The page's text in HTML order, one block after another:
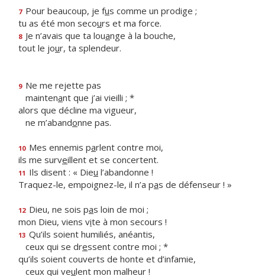
7 Pour beaucoup, je fus comme un prodige ;
tu as été mon secours et ma force.
8 Je n’avais que ta louange à la bouche,
tout le jour, ta splendeur.
9 Ne me rejette pas
maintenant que j’ai vieilli ; *
alors que décline ma vigueur,
ne m’abandonne pas.
10 Mes ennemis parlent contre moi,
ils me surveillent et se concertent.
11 Ils disent : « Dieu l’abandonne !
Traquez-le, empoignez-le, il n’a pas de défenseur ! »
12 Dieu, ne sois pas loin de moi ;
mon Dieu, viens vite à mon secours !
13 Qu’ils soient humiliés, anéantis,
ceux qui se dressent contre moi ; *
qu’ils soient couverts de honte et d’infamie,
ceux qui veulent mon malheur !